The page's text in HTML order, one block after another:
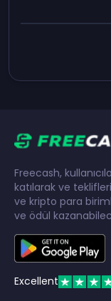
Freecash,
katılarak ve
ve kripto para
ve ödül
Excellent